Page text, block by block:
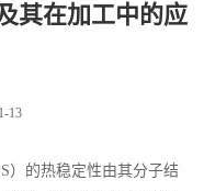
其在加工中的应
13
）的热稳定性由其分子结